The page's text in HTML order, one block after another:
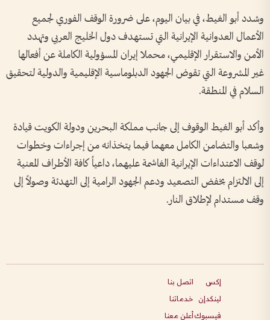
وشدد أبو الغيط، في بيان اليوم، على ضرورة الوقف الفوري لجميع
الأعمال العدوانية الإيرانية التي تستهدف دول الخليج العربي وتهدد
الأمن والاستقرار الإقليمي، محملا إيران المسؤولية الكاملة عن أفعالها
غير المشروعة التي تقوض الجهود الدبلوماسية الإقليمية والدولية لتحقيق
السلام في المنطقة.
وأكد أبو الغيط الوقوف إلى جانب مملكة البحرين ودولة الكويت قيادة
وشعبا والتضامن الكامل معهما فيما يتخذانه من إجراءات وخطوات
لوقف الاعتداءات الإيرانية الغاشمة عليهما، داعياً كافة الأطراف المعنية
إلى الالتزام بخفض التصعيد ودعم الجهود الرامية إلى التهدئة وصولاً إلى
وقف مستدام لإطلاق النار.
إكس
لينكدإن
فيسبوك
اتصل بنا
خدماتنا
أعلن معنا